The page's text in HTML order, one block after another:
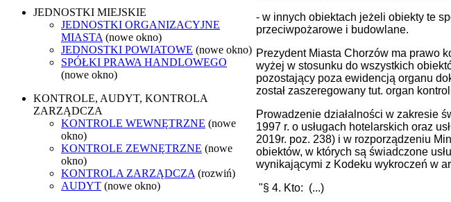
JEDNOSTKI MIEJSKIE
JEDNOSTKI ORGANIZACYJNE
MIASTA (nowe okno)
JEDNOSTKI POWIATOWE (nowe okno)
SPÓŁKI PRAWA HANDLOWEGO
(nowe okno)
KONTROLE, AUDYT, KONTROLA
ZARZĄDCZA
KONTROLE WEWNĘTRZNE (nowe
okno)
KONTROLE ZEWNĘTRZNE (nowe
okno)
KONTROLA ZARZĄDCZA (rozwiń)
AUDYT (nowe okno)
- w innych obiektach jeżeli obiekty te
przeciwpożarowe i budowlane.
Prezydent Miasta Chorzów ma prawo
wyżej w stosunku do wszystkich
pozostający poza ewidencją organu
został zaszeregowany tut. organ
Prowadzenie działalności w zakresie
1997 r. o usługach hotelarskich oraz
2019r. poz. 238) i w rozporządzeniu
obiektów, w których są świadczone
wynikającymi z Kodeku wykroczeń w
"§ 4. Kto: (...)